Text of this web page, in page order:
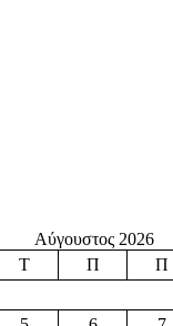
Αύγουστος 2026
Τ Π Π